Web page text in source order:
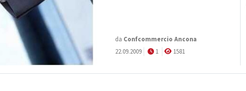
da Confcommercio Ancona
22.09.2009
1 1581